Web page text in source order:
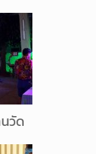
วัด